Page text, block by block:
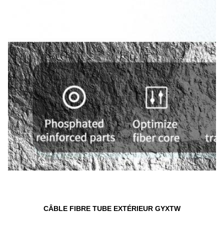
CÂBLE FIBRE TUBE EXTÉRIEUR GYXTW